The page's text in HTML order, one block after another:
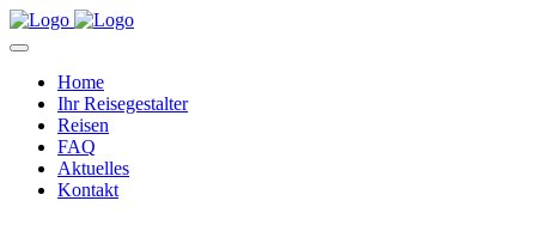
Home
Ihr Reisegestalter
Reisen
FAQ
Aktuelles
Kontakt